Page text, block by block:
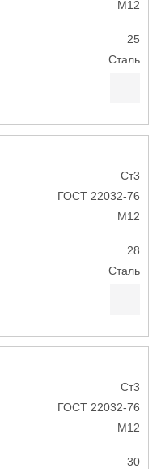
М12
25
Сталь
Ст3
ГОСТ 22032-76
М12
28
Сталь
Ст3
ГОСТ 22032-76
М12
30